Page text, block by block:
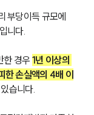
부당이득 규모에
니다.
한 경우 1년 이상의
한 손실액의 4배 이
습니다.